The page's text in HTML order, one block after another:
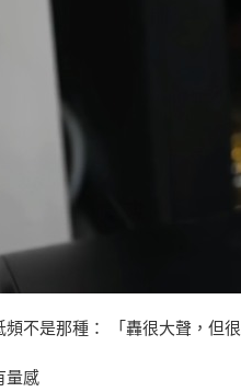
頻不是那種： 「轟很大聲，但
量感